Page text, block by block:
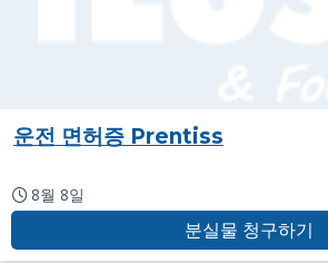
운전 면허증 Prentiss
8월 8일
분실물 청구하기